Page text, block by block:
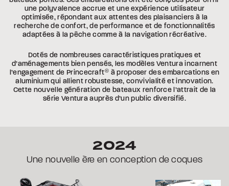
une polyvalence accrue et une expérience utilisateur
optimisée, répondant aux attentes des plaisanciers à la
recherche de confort, de performance et de fonctionnalités
adaptées à la pêche comme à la navigation récréative.
Dotés de nombreuses caractéristiques pratiques et
d’aménagements bien pensés, les modèles Ventura incarnent
l’engagement de Princecraft® à proposer des embarcations en
aluminium qui allient robustesse, convivialité et innovation.
Cette nouvelle génération de bateaux renforce l’attrait de la
série Ventura auprès d’un public diversifié.
2024
Une nouvelle ère en conception de coques